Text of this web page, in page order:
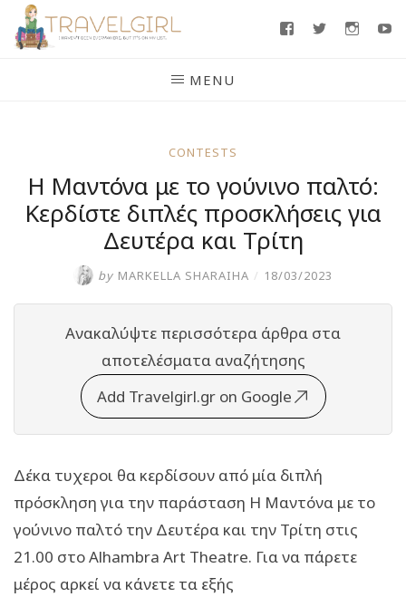
Skip
FacebookTwitter
MENU
CONTESTS
H Μαντόνα με το γούνινο παλτό:
Κερδίστε διπλές προσκλήσεις για
Δευτέρα και Τρίτη
by MARKELLA SHARAIHA / 18/03/2023
Ανακαλύψτε περισσότερα άρθρα στα
αποτελέσματα αναζήτησης
Add Travelgirl.gr on Google
Δέκα τυχεροι θα κερδίσουν από μία διπλή
πρόσκληση για την παράσταση Η Μαντόνα με το
γούνινο παλτό την Δευτέρα και την Τρίτη στις
21.00 στο Alhambra Art Theatre. Για να πάρετε
μέρος αρκεί να κάνετε τα εξής